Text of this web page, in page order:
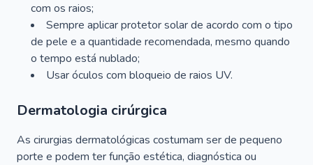
com os raios;
Sempre aplicar protetor solar de acordo com o tipo
de pele e a quantidade recomendada, mesmo quando
o tempo está nublado;
Usar óculos com bloqueio de raios UV.
Dermatologia cirúrgica
As cirurgias dermatológicas costumam ser de pequeno
porte e podem ter função estética, diagnóstica ou